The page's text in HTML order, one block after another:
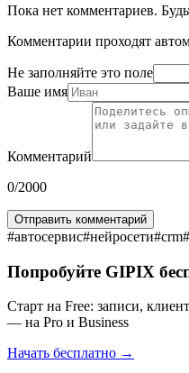
Пока нет комментариев.
Комментарии проходят
Не заполняйте это поле
Ваше имя
Комментарий
0/2000
Отправить комментарий
#автосервис#нейросети#crm#
Попробуйте GIPIX
Старт на Free: записи,
— на Pro и Business
Начать бесплатно →